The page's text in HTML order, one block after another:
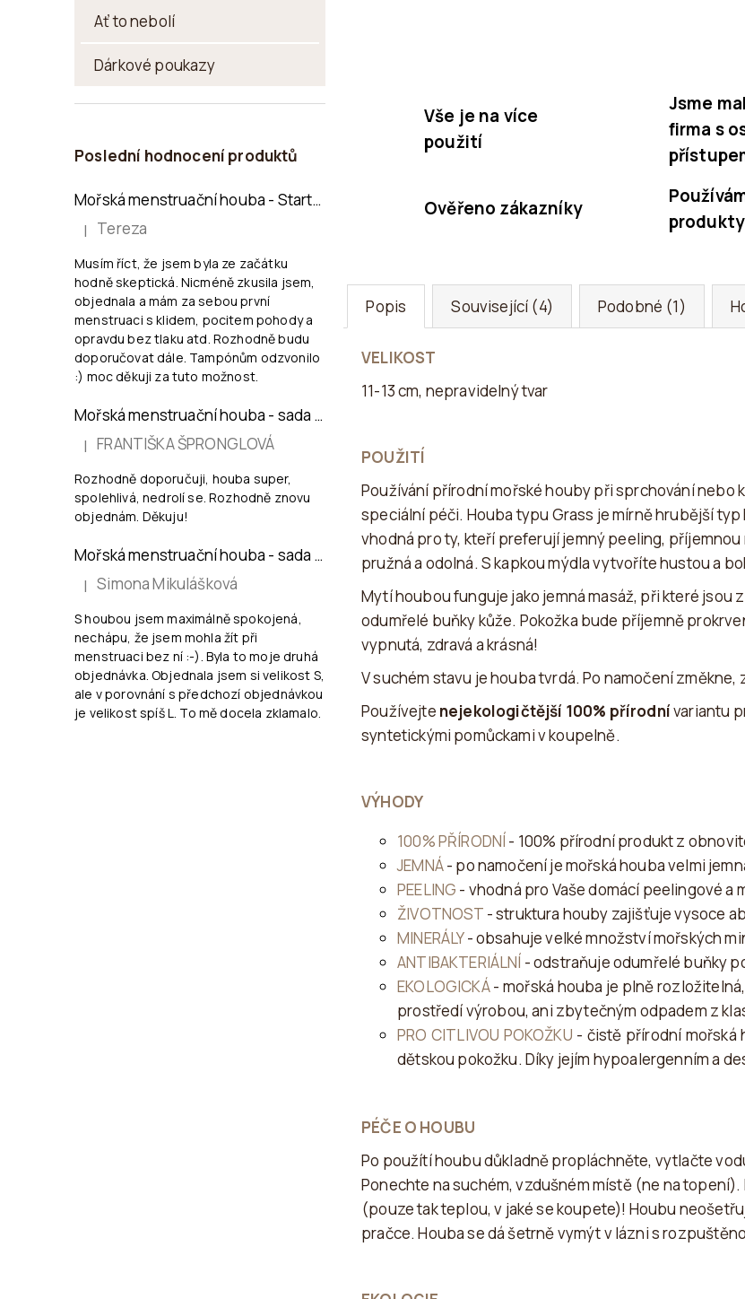
Ať to nebolí
Dárkové poukazy
Poslední hodnocení produktů
Mořská menstruační houba - Startovací sada KALU
Hodnocení produktu je 5 z 5 hvězdiček.
| Tereza
Musím říct, že jsem byla ze začátku
hodně skeptická. Nicméně zkusila jsem,
objednala a mám za sebou první
menstruaci s klidem, pocitem pohody a
opravdu bez tlaku atd. Rozhodně budu
doporučovat dále. Tampónům odzvonilo
:) moc děkuji za tuto možnost.
Mořská menstruační houba - sada 2 ks, velikost L (6-8 cm)
Hodnocení produktu je 5 z 5 hvězdiček.
| FRANTIŠKA ŠPRONGLOVÁ
Rozhodně doporučuji, houba super,
spolehlivá, nedrolí se. Rozhodně znovu
objednám. Děkuju!
Mořská menstruační houba - sada 2xS
Hodnocení produktu je 5 z 5 hvězdiček.
| Simona Mikulášková
S houbou jsem maximálně spokojená,
nechápu, že jsem mohla žít při
menstruaci bez ní :-). Byla to moje druhá
objednávka. Objednala jsem si velikost S,
ale v porovnání s předchozí objednávkou
je velikost spíš L. To mě docela zklamalo.
Vše je na více
použití
Jsme
firma s
Ověřeno zákazníky
produkty
Popis Související (4) Podobné (1)
VELIKOST
11-13 cm, nepravidelný tvar
POUŽITÍ
Používání přírodní mořské houby při sprchování nebo
speciální péči. Houba typu Grass je mírně hrubější
vhodná pro ty, kteří preferují jemný peeling,
pružná a odolná. S kapkou mýdla vytvoříte hustou a
Mytí houbou funguje jako jemná masáž, při které jsou
odumřelé buňky kůže. Pokožka bude příjemně
vypnutá, zdravá a krásná!
V suchém stavu je houba tvrdá. Po namočení změkne,
Používejte nejekologičtější 100% přírodnívariantu
syntetickými pomůckami v koupelně.
VÝHODY
100% PŘÍRODNÍ - 100% přírodní produktz obnov
JEMNÁ- po namočení je mořská houba velmi
PEELING - vhodná pro Vaše domácí peelingové a
ŽIVOTNOST - struktura houby zajišťuje vysoce
MINERÁLY - obsahuje velké množství mořských
ANTIBAKTERIÁLNÍ - odstraňuje odumřelé buňky
EKOLOGICKÁ- mořská houba je plně
prostředí výrobou, ani zbytečným odpadem z
PRO CITLIVOU POKOŽKU - čistě přírodní mořská
dětskou pokožku. Díky jejím hypoalergenním a
PÉČE O HOUBU
Po použítí houbu důkladně propláchněte, vytlačte
Ponechte na suchém, vzdušném místě (ne na
(pouze tak teplou, v jaké se koupete)! Houbu
pračce. Houba se dá šetrně vymýt v lázni s